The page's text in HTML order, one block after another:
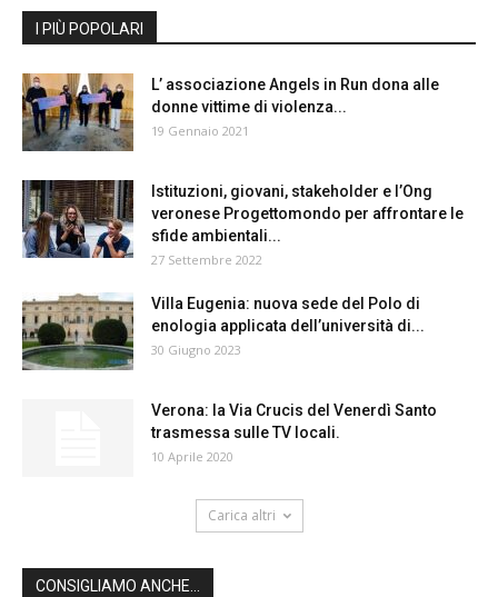
I PIÙ POPOLARI
L’ associazione Angels in Run dona alle
donne vittime di violenza...
19 Gennaio 2021
Istituzioni, giovani, stakeholder e l’Ong
veronese Progettomondo per affrontare le
sfide ambientali...
27 Settembre 2022
Villa Eugenia: nuova sede del Polo di
enologia applicata dell’università di...
30 Giugno 2023
Verona: la Via Crucis del Venerdì Santo
trasmessa sulle TV locali.
10 Aprile 2020
Carica altri
CONSIGLIAMO ANCHE...